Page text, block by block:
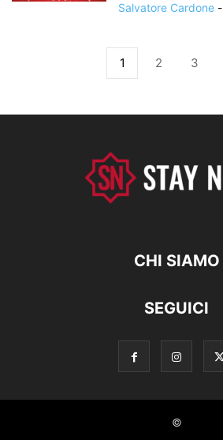
Salvatore Cardone -
1 2 3
CHI SIAMO
SEGUICI
©